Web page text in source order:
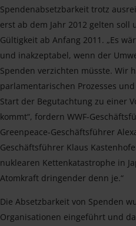
Spendenabsetzbarkeit trotz
erst ab dem Jahr 2012 gelten
Gültigkeit ab Anfang 2011. „Es
und inakzeptabel, wenn der
Spenden verzichten müsste. Wir
parlamentarischen Prozesses
Start der Begutachtung zu einer
kommt“, fordern WWF-
Greenpeace-Geschäftsführer
Geschäftsführer Klaus
nuklearen Kettenkatastrophe in
Atomkraft dringender denn je.“
Die Absetzbarkeit von Spenden
Organisationen eingeführt und